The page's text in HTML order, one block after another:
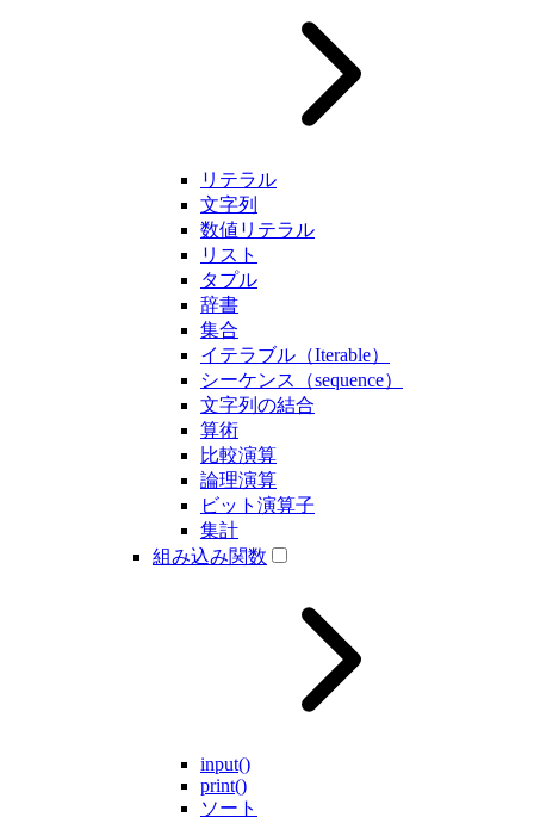
リテラル
文字列
数値リテラル
リスト
タプル
辞書
集合
イテラブル（Iterable）
シーケンス（sequence）
文字列の結合
算術
比較演算
論理演算
ビット演算子
集計
組み込み関数
input()
print()
ソート